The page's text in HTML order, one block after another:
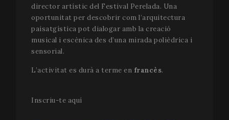
director artístic del Festival Perelada. Una
oportunitat per descobrir com l’arquitectura
paisatgística pot dialogar amb la creació
musical i escènica des d’una mirada polièdrica i
sensorial.
L’activitat es durà a terme en francès.
Inscriu-te aquí